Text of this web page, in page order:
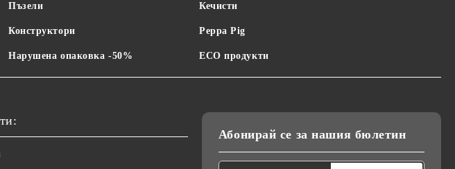
Пъзели
Конструктори
Нарушена опаковка -50%
Кечисти
Peppa Pig
ECO продукти
Абонирай се за нашия бюлетин